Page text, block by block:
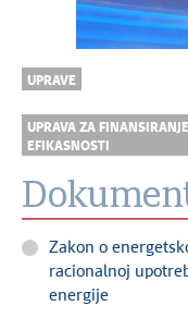
UPRAVE
UPRAVA ZA
EFIKASNOSTI
Zakon o
racionalnoj
energije